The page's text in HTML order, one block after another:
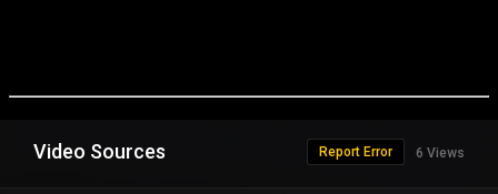
Video Sources 6 Views
Report Error